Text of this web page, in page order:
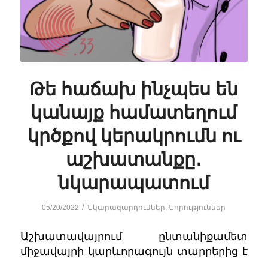
Թե հաճախ ինչպես են
կանայք համատեղում
կրծքով կերակրումն ու
աշխատանքը․
նկարապատում
05/20/2022 / Նկարազարդումներ ,Նորություններ
Աշխատավայրում ընտանիքամետ
միջավայրի կարևորագույն տարրերից է